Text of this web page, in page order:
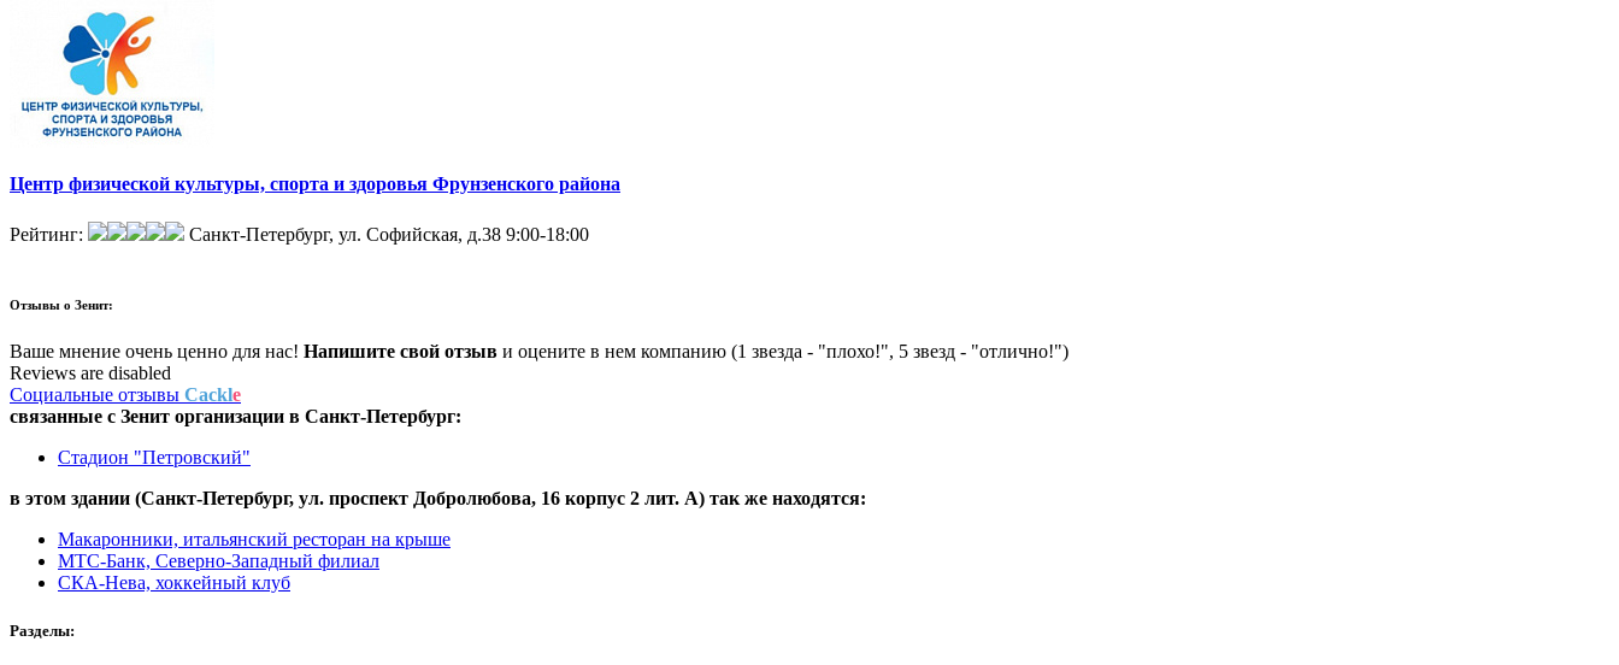
Центр физической культуры, спорта и здоровья Фрунзенского района
Рейтинг: Санкт-Петербург, ул. Софийская, д.38 9:00-18:00
Отзывы о Зенит:
Ваше мнение очень ценно для нас! Напишите свой отзыв и оцените в нем компанию (1 звезда - "плохо!", 5 звезд - "отлично!")
Reviews are disabled
Социальные отзывы Cackle
связанные с Зенит организации в Санкт-Петербург:
Стадион "Петровский"
в этом здании (Санкт-Петербург, ул. проспект Добролюбова, 16 корпус 2 лит. А) так же находятся:
Макаронники, итальянский ресторан на крыше
МТС-Банк, Северно-Западный филиал
СКА-Нева, хоккейный клуб
Разделы: